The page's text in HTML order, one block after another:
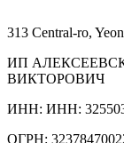
313 Central-ro,
ИП
ВИКТОРОВИЧ
ИНН: ИНН:
ОГРН: